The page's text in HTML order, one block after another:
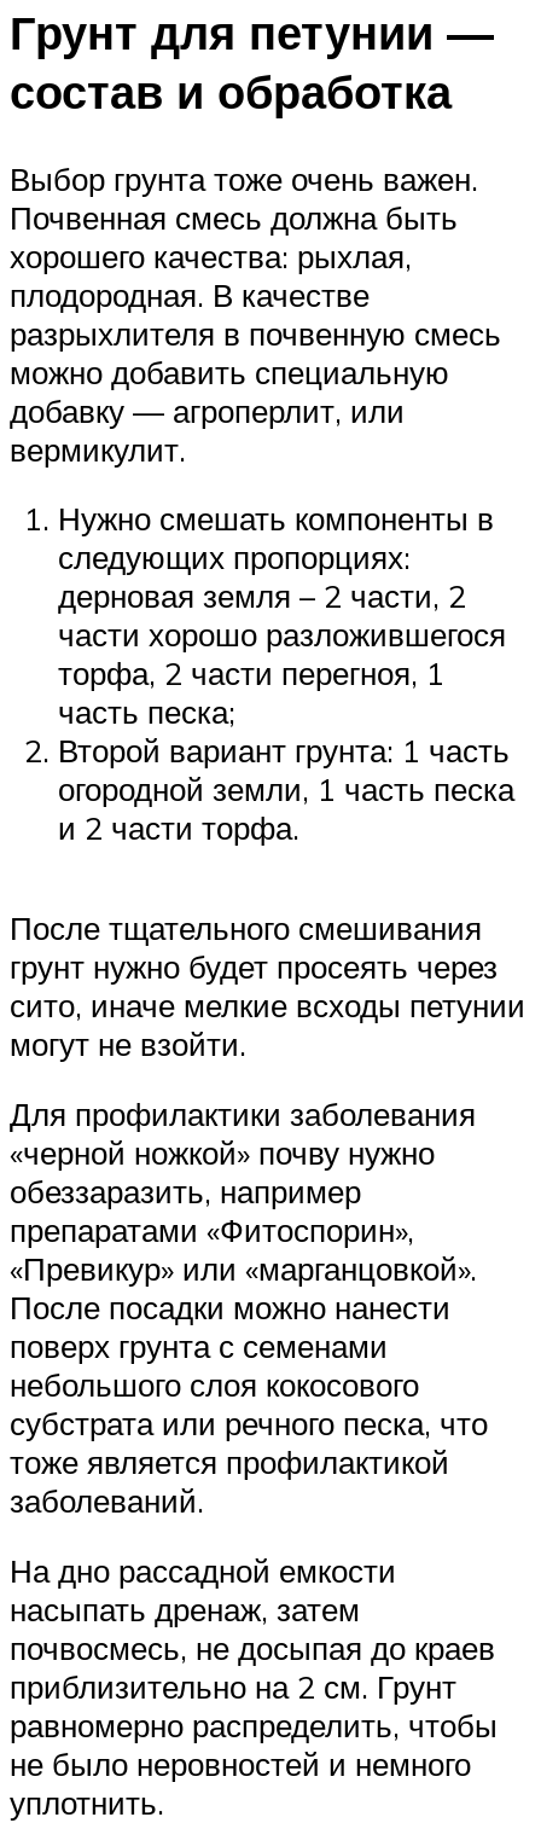
Грунт для петунии —
состав и обработка
Выбор грунта тоже очень важен.
Почвенная смесь должна быть
хорошего качества: рыхлая,
плодородная. В качестве
разрыхлителя в почвенную смесь
можно добавить специальную
добавку — агроперлит, или
вермикулит.
Нужно смешать компоненты в
следующих пропорциях:
дерновая земля – 2 части, 2
части хорошо разложившегося
торфа, 2 части перегноя, 1
часть песка;
Второй вариант грунта: 1 часть
огородной земли, 1 часть песка
и 2 части торфа.
После тщательного смешивания
грунт нужно будет просеять через
сито, иначе мелкие всходы петунии
могут не взойти.
Для профилактики заболевания
«черной ножкой» почву нужно
обеззаразить, например
препаратами «Фитоспорин»,
«Превикур» или «марганцовкой».
После посадки можно нанести
поверх грунта с семенами
небольшого слоя кокосового
субстрата или речного песка, что
тоже является профилактикой
заболеваний.
На дно рассадной емкости
насыпать дренаж, затем
почвосмесь, не досыпая до краев
приблизительно на 2 см. Грунт
равномерно распределить, чтобы
не было неровностей и немного
уплотнить.